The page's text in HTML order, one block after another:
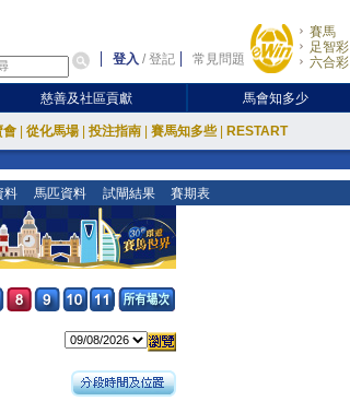
登入 /登記 常見問題
賽馬
足智彩
六合彩
慈善及社區貢獻 馬會知多少
會 從化馬場 投注指南 賽馬知多些 RESTART
料 馬匹資料 試閘結果 賽期表